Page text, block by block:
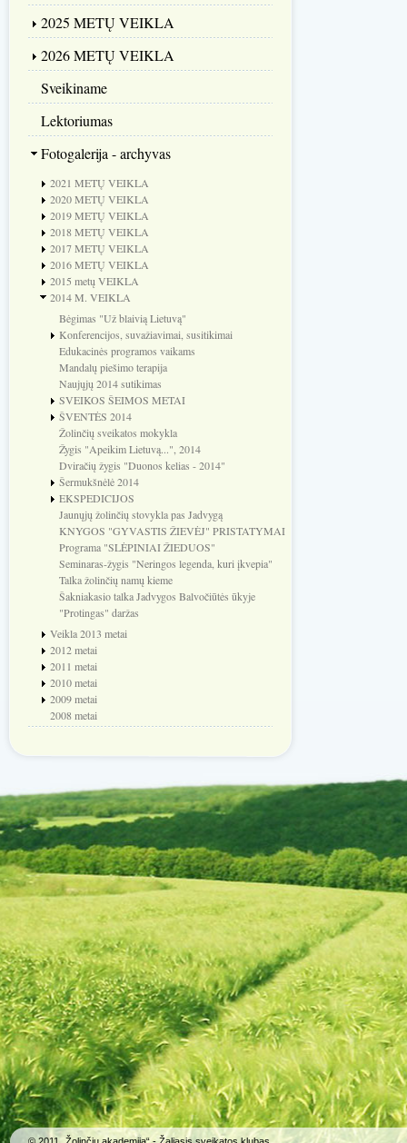
2025 METŲ VEIKLA
2026 METŲ VEIKLA
Sveikiname
Lektoriumas
Fotogalerija - archyvas
2021 METŲ VEIKLA
2020 METŲ VEIKLA
2019 METŲ VEIKLA
2018 METŲ VEIKLA
2017 METŲ VEIKLA
2016 METŲ VEIKLA
2015 metų VEIKLA
2014 M. VEIKLA
Bėgimas "Už blaivią Lietuvą"
Konferencijos, suvažiavimai, susitikimai
Edukacinės programos vaikams
Mandalų piešimo terapija
Naujųjų 2014 sutikimas
SVEIKOS ŠEIMOS METAI
ŠVENTĖS 2014
Žolinčių sveikatos mokykla
Žygis "Apeikim Lietuvą...", 2014
Dviračių žygis "Duonos kelias - 2014"
Šermukšnėlė 2014
EKSPEDICIJOS
Jaunųjų žolinčių stovykla pas Jadvygą
KNYGOS "GYVASTIS ŽIEVĖJ" PRISTATYMAI
Programa "SLĖPINIAI ŽIEDUOS"
Seminaras-žygis "Neringos legenda, kuri įkvepia"
Talka žolinčių namų kieme
Šakniakasio talka Jadvygos Balvočiūtės ūkyje
"Protingas" daržas
Veikla 2013 metai
2012 metai
2011 metai
2010 metai
2009 metai
2008 metai